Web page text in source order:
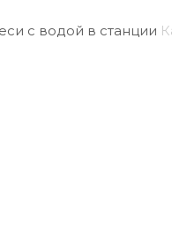
с водой в станции